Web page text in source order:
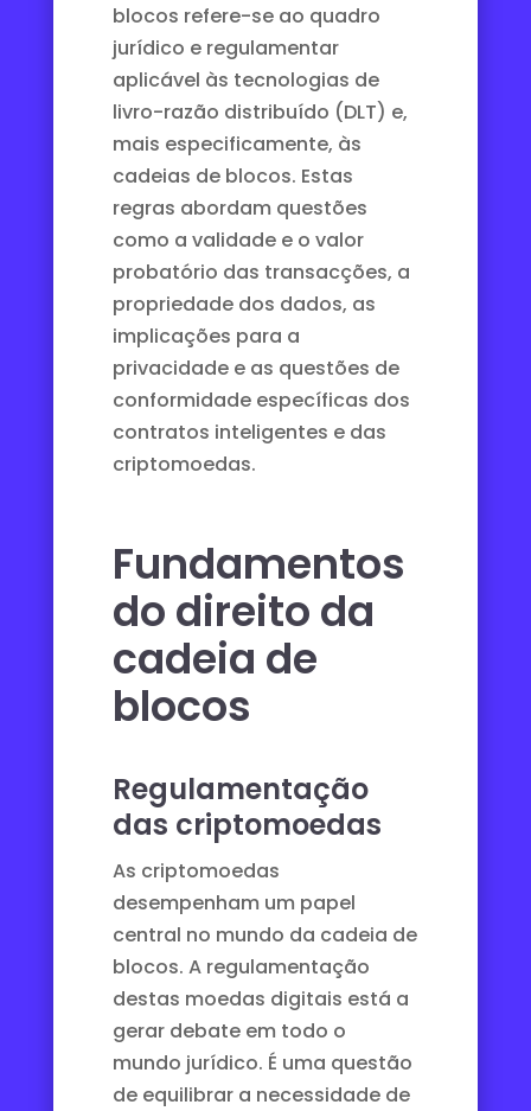
blocos refere-se ao quadro
jurídico e regulamentar
aplicável às tecnologias de
livro-razão distribuído (DLT) e,
mais especificamente, às
cadeias de blocos. Estas
regras abordam questões
como a validade e o valor
probatório das transacções, a
propriedade dos dados, as
implicações para a
privacidade e as questões de
conformidade específicas dos
contratos inteligentes e das
criptomoedas.
Fundamentos
do direito da
cadeia de
blocos
Regulamentação
das criptomoedas
As criptomoedas
desempenham um papel
central no mundo da cadeia de
blocos. A regulamentação
destas moedas digitais está a
gerar debate em todo o
mundo jurídico. É uma questão
de equilibrar a necessidade de